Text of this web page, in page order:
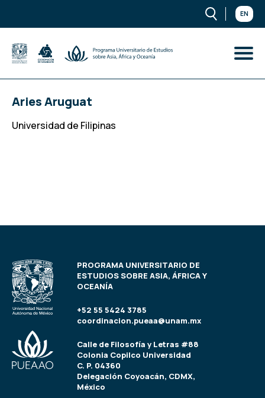
EN
Aries Aruguat
Universidad de Filipinas
PROGRAMA UNIVERSITARIO DE
ESTUDIOS SOBRE ASIA, ÁFRICA Y
OCEANÍA
+52 55 5424 3785
coordinacion.pueaa@unam.mx
Calle de Filosofía y Letras #88
Colonia Copilco Universidad
C. P. 04360
Delegación Coyoacán, CDMX,
México